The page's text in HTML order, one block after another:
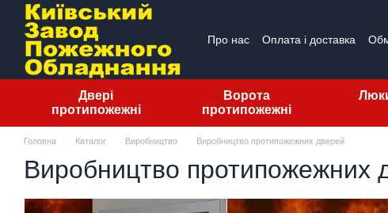
Перейти до основного контенту
Про нас Оплата і доставка
Двері
протипожежні
Ворота
протипожежні
Головна Каталог Виробництво Виробництво протипожежних дверей
Виробництво протипожежних